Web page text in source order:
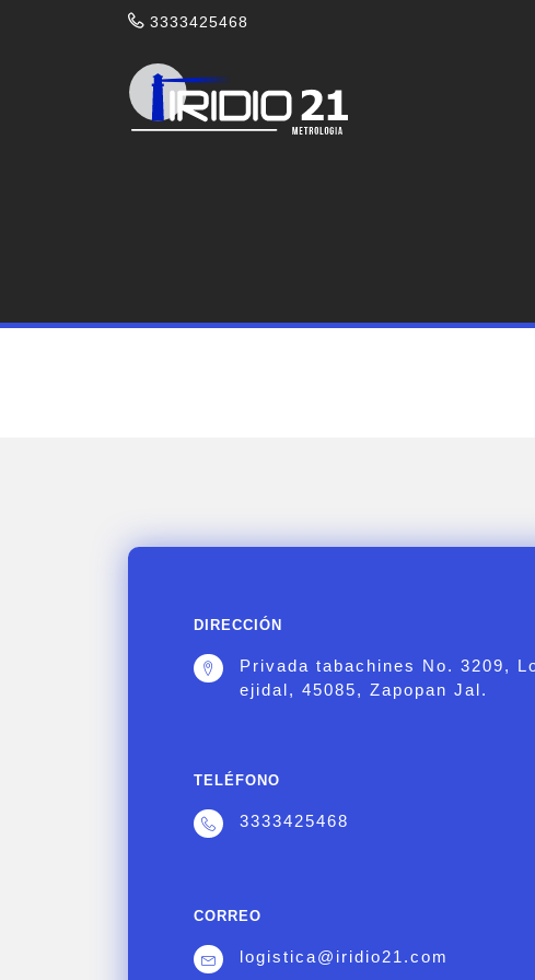
3333425468
DIRECCIÓN
Privada tabachines No. 3209,
ejidal, 45085, Zapopan Jal.
TELÉFONO
3333425468
CORREO
logistica@iridio21.com